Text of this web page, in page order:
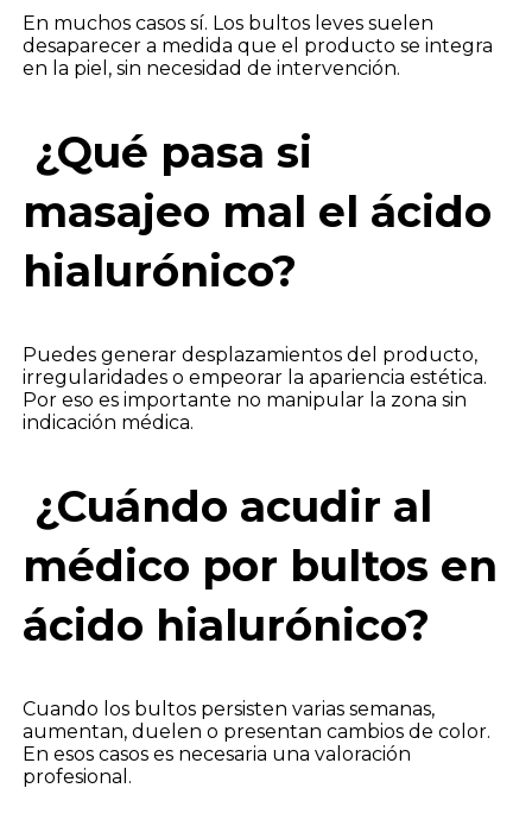
En muchos casos sí. Los bultos leves suelen
desaparecer a medida que el producto se integra
en la piel, sin necesidad de intervención.
¿Qué pasa si
masajeo mal el ácido
hialurónico?
Puedes generar desplazamientos del producto,
irregularidades o empeorar la apariencia estética.
Por eso es importante no manipular la zona sin
indicación médica.
¿Cuándo acudir al
médico por bultos en
ácido hialurónico?
Cuando los bultos persisten varias semanas,
aumentan, duelen o presentan cambios de color.
En esos casos es necesaria una valoración
profesional.